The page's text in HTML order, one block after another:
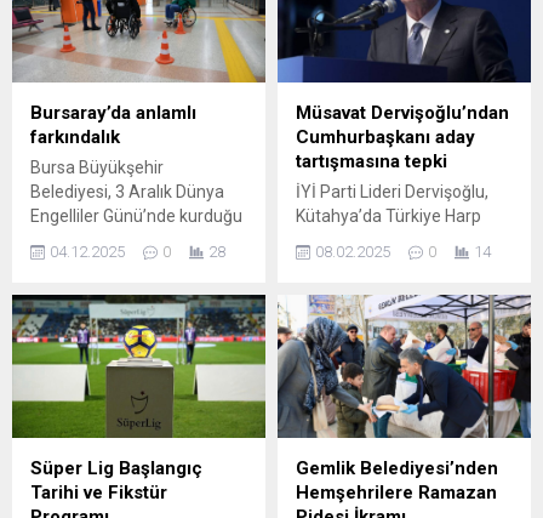
Bursaray’da anlamlı
farkındalık
Bursa Büyükşehir
Belediyesi, 3 Aralık Dünya
Engelliler Günü’nde kurduğu
empati parkuruyla
vatandaşlara, özel
günlük yaşam deneyimlerini
ilk elden tanıma fırsatı
sunarak toplumsal
farkındalığı güçlendirdi.
Bursa Büyükşehir Belediyesi
tarafından 3 Aralık Dünya
Engelliler Günü dolayısıyla,
özel gereksinimli bireylerin
yaşadığı problemlere dikkat
04.12.2025 0 28
Müsavat Dervişoğlu’ndan
Cumhurbaşkanı aday
tartışmasına tepki
İYİ Parti Lideri Dervişoğlu,
Kütahya’da Türkiye Harp
Malulü Gaziler, Şehit Dul ve
Yetimleri Derneği Kütahya
Ardından Esnaf ve
Sanatkarlar Odaları Birliği’ni
ziyaret etti. Basına kapalı
yapılan görüşmenin
ardından Kütahya ...
08.02.2025 0 14
Süper Lig Başlangıç
Tarihi ve Fikstür
Gemlik Belediyesi’nden
Hemşehrilere Ramazan